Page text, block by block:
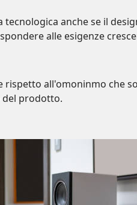
anche se il
alle esigenze
rispetto all'omoninmo che
del prodotto.